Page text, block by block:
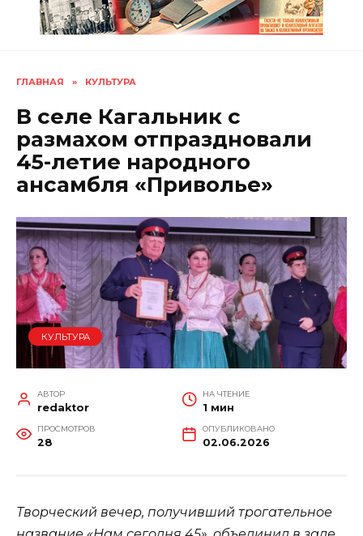
ГЛАВНАЯ » КУЛЬТУРА
В селе Кагальник с
размахом отпраздновали
45-летие народного
ансамбля «Приволье»
КУЛЬТУРА
АВТОР
redaktor
НА ЧТЕНИЕ
1 мин
ПРОСМОТРОВ
28
ОПУБЛИКОВАНО
02.06.2026
Творческий вечер, получивший трогательное